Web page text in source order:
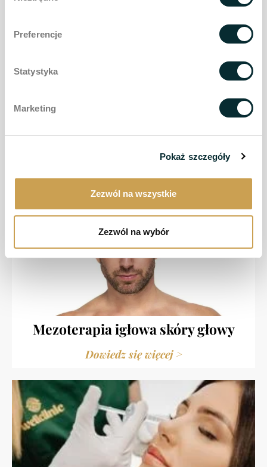
Preferencje
Statystyka
Marketing
Pokaż szczegóły
Zezwól na wszystkie
Zezwól na wybór
Odmładzanie WellFace Concept
Dowiedz się więcej >
Mezoterapia igłowa skóry głowy
Dowiedz się więcej >